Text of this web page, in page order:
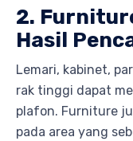
2.
Hasil
Lemari, kabinet,
rak tinggi dapat
plafon. Furniture
pada area yang